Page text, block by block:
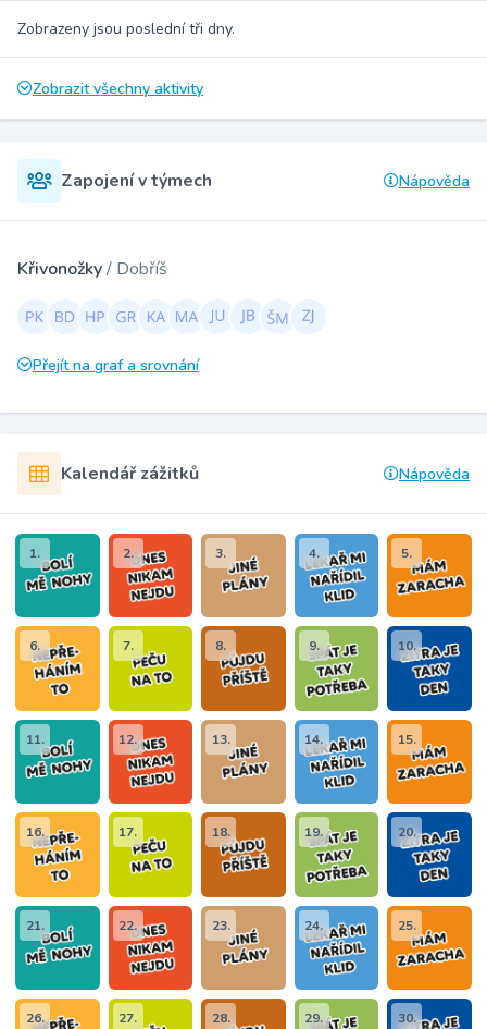
Zobrazeny jsou poslední tři dny.
Zobrazit všechny aktivity
Zapojení v týmech Nápověda
Křivonožky/ Dobříš
Přejít na graf a srovnání
Kalendář zážitků Nápověda
1. 2. 3. 4. 5.
6. 7. 8. 9. 10.
11. 12. 13. 14. 15.
16. 17. 18. 19. 20.
21. 22. 23. 24. 25.
26. 27. 28. 29. 30.